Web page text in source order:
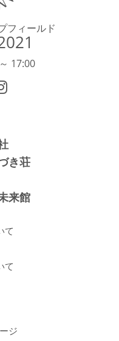
フィールド
17:00
き荘
来館
て
て
ジ